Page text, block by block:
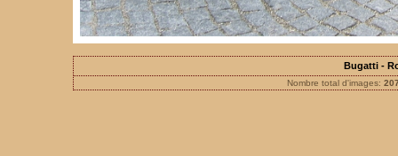
Bugatti -
Nombre total d'images: